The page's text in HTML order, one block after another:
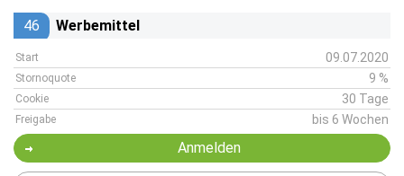
46 Werbemittel
Start 09.07.2020
Stornoquote 9 %
Cookie 30 Tage
Freigabe bis 6 Wochen
Anmelden